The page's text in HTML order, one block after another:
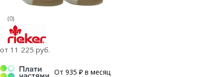
(0)
от 11 225 руб.
От 935 ₽ в месяц